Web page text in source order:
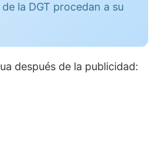
la DGT procedan a su
después de la publicidad: